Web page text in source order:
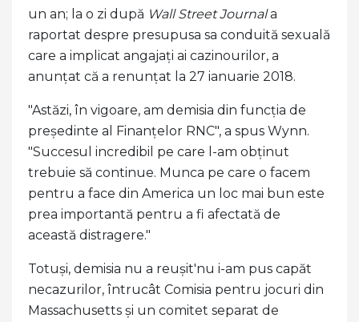
un an; la o zi după Wall Street Journala
raportat despre presupusa sa conduită sexuală
care a implicat angajați ai cazinourilor, a
anunțat că a renunțat la 27 ianuarie 2018.
"Astăzi, în vigoare, am demisia din funcția de
președinte al Finanțelor RNC", a spus Wynn.
"Succesul incredibil pe care l-am obținut
trebuie să continue. Munca pe care o facem
pentru a face din America un loc mai bun este
prea importantă pentru a fi afectată de
această distragere."
Totuși, demisia nu a reușit'nu i-am pus capăt
necazurilor, întrucât Comisia pentru jocuri din
Massachusetts și un comitet separat de